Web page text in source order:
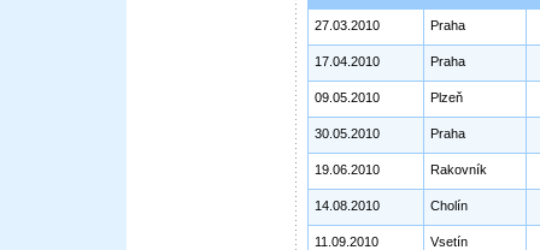
27.03.2010 Praha
17.04.2010 Praha
09.05.2010 Plzeň
30.05.2010 Praha
19.06.2010 Rakovník
14.08.2010 Cholín
11.09.2010 Vsetín